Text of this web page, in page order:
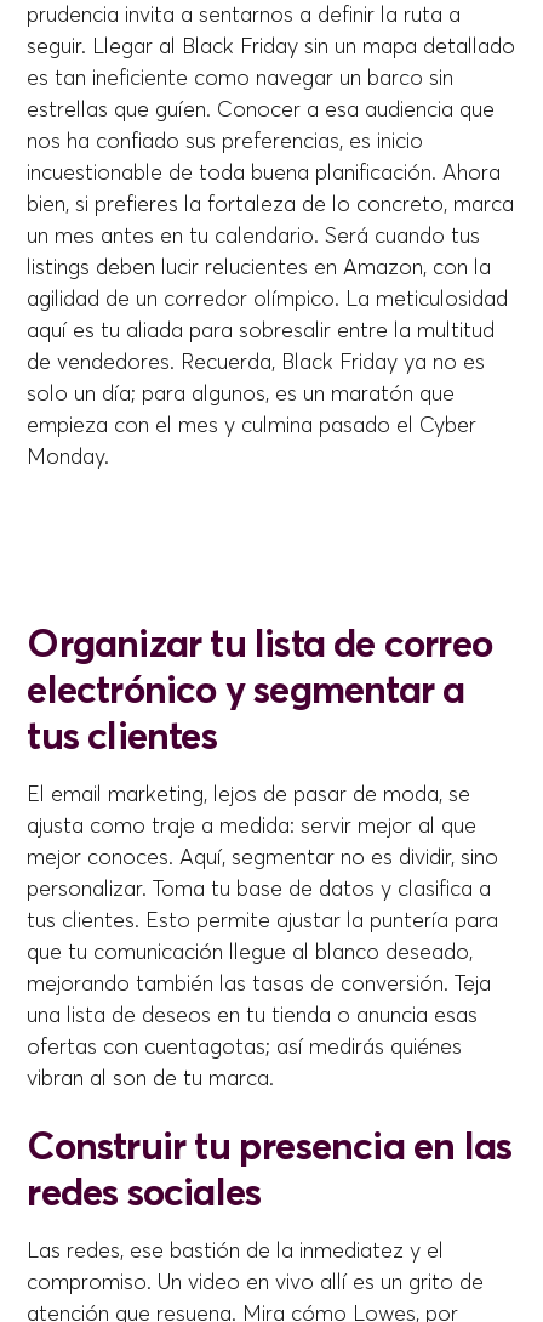
prudencia invita a sentarnos a definir la ruta a
seguir. Llegar al Black Friday sin un mapa detallado
es tan ineficiente como navegar un barco sin
estrellas que guíen. Conocer a esa audiencia que
nos ha confiado sus preferencias, es inicio
incuestionable de toda buena planificación. Ahora
bien, si prefieres la fortaleza de lo concreto, marca
un mes antes en tu calendario. Será cuando tus
listings deben lucir relucientes en Amazon, con la
agilidad de un corredor olímpico. La meticulosidad
aquí es tu aliada para sobresalir entre la multitud
de vendedores. Recuerda, Black Friday ya no es
solo un día; para algunos, es un maratón que
empieza con el mes y culmina pasado el Cyber
Monday.
Organizar tu lista de correo
electrónico y segmentar a
tus clientes
El email marketing, lejos de pasar de moda, se
ajusta como traje a medida: servir mejor al que
mejor conoces. Aquí, segmentar no es dividir, sino
personalizar. Toma tu base de datos y clasifica a
tus clientes. Esto permite ajustar la puntería para
que tu comunicación llegue al blanco deseado,
mejorando también las tasas de conversión. Teja
una lista de deseos en tu tienda o anuncia esas
ofertas con cuentagotas; así medirás quiénes
vibran al son de tu marca.
Construir tu presencia en las
redes sociales
Las redes, ese bastión de la inmediatez y el
compromiso. Un video en vivo allí es un grito de
atención que resuena. Mira cómo Lowes, por